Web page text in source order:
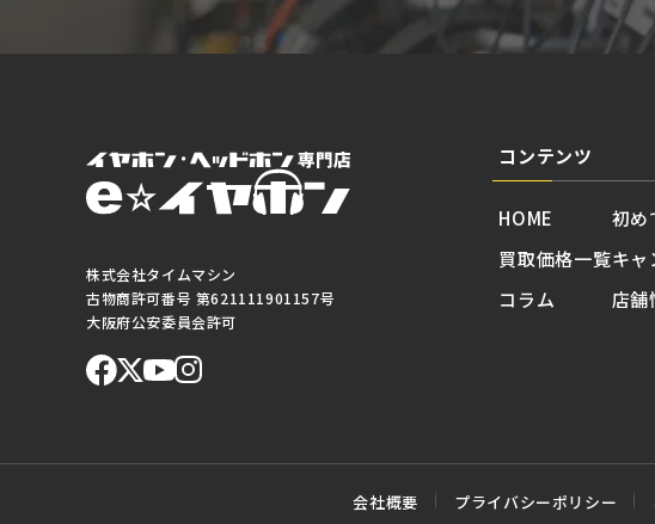
株式会社タイムマシン
古物商許可番号 第621111901157号
大阪府公安委員会許可
コンテンツ
HOME
買取価格一覧
コラム
初め
キャ
店舗
会社概要 プライバシーポリシー